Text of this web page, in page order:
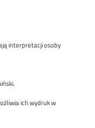
interpretacji osoby
ich wydruk w